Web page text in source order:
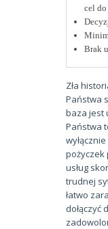
cel do
Brak
Zła
Państwa
baza jest
Państwa
pożyczek
usług
trudnej
łatwo
dołączyć